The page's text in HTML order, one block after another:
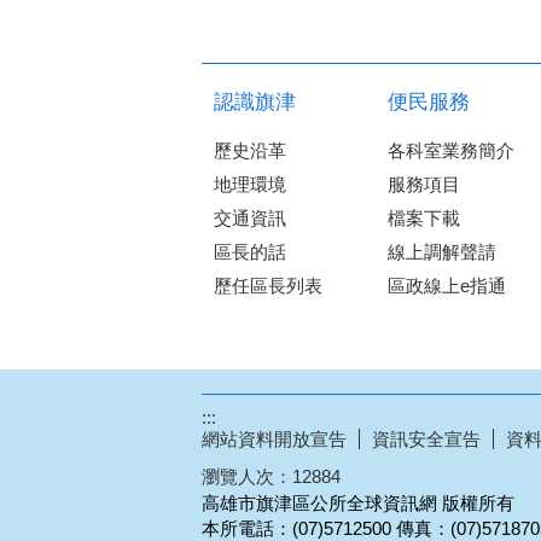
認識旗津
歷史沿革
地理環境
交通資訊
區長的話
歷任區長列表
便民服務
各科室業務簡介
服務項目
檔案下載
線上調解聲請
區政線上e指通
:::
網站資料開放宣告
資訊安全宣告
資
瀏覽人次： 12884
高雄市旗津區公所全球資訊網 版權所有
本所電話：(07)5712500 傳真：